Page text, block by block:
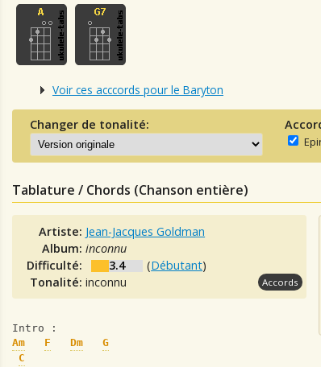
Voir ces acccords pour le Baryton
Changer de tonalité:
Tablature / Chords (Chanson entière)
Artiste: Jean-Jacques Goldman
Album:inconnu
Difficulté:
3.4 (Débutant)
Tonalité:inconnu Accords
Intro :
Am
F Dm
G
C